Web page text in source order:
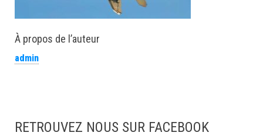
À propos de l’auteur
admin
RETROUVEZ NOUS SUR FACEBOOK